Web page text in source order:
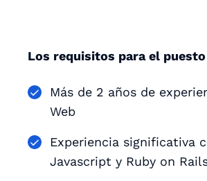
Los requisitos para el
Más de 2 años de
Web
Experiencia significativa
Javascript y Ruby on